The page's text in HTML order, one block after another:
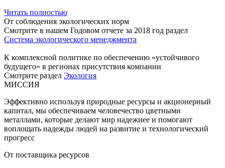
Читать полностью
От соблюдения экологических норм
Смотрите в нашем Годовом отчете за 2018 год раздел
Система экологического менеджмента
К комплексной политике по обеспечению «устойчивого
будущего» в регионах присутствия компании
Смотрите раздел Экология
МИССИЯ
Эффективно используя природные ресурсы и акционерный
капитал, мы обеспечиваем человечество цветными
металлами, которые делают мир надежнее и помогают
воплощать надежды людей на развитие и технологический
прогресс
От поставщика ресурсов